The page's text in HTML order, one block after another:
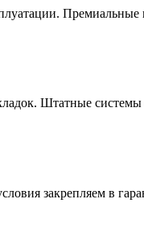
Штатные
закрепляем в